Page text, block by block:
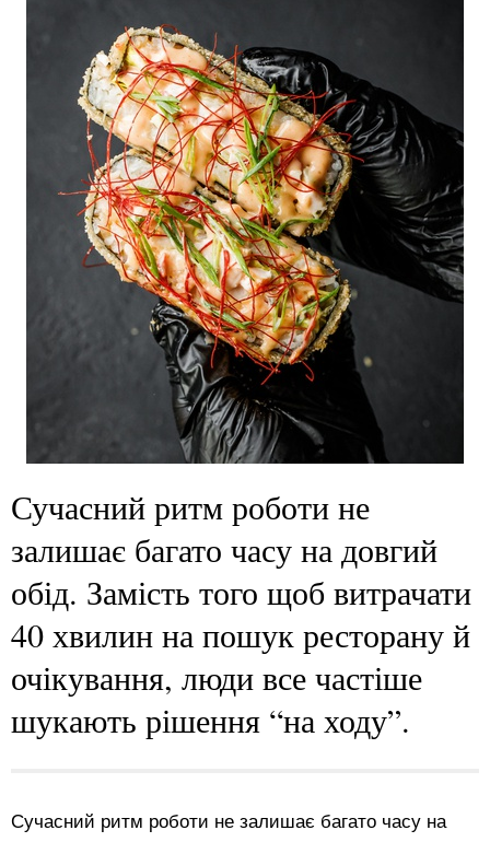
Сучасний ритм роботи не
залишає багато часу на довгий
обід. Замість того щоб витрачати
40 хвилин на пошук ресторану й
очікування, люди все частіше
шукають рішення “на ходу”.
Сучасний ритм роботи не залишає багато часу на